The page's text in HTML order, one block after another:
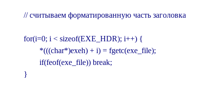
        // считываем форматированную часть заголовка
        for(i=0; i < sizeof(EXE_HDR); i++) {
                *(((char*)exeh) + i) = fgetc(exe_file);
                if(feof(exe_file)) break;
        }